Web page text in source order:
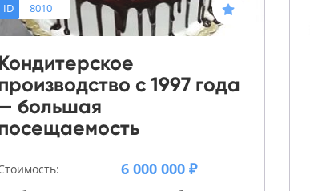
ID 8010
с 1997 года
большая
6 000 000 ₽